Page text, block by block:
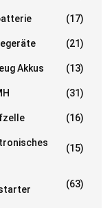
(17)
(21)
Akkus (13)
(31)
(16)
(15)
(63)